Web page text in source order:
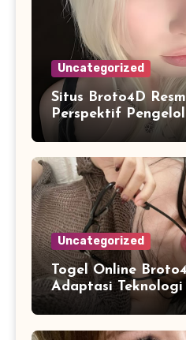
Uncategorized
Situs Broto4D
Perspektif
dan Penyajian
Uncategorized
Togel Online
Adaptasi
Permainan